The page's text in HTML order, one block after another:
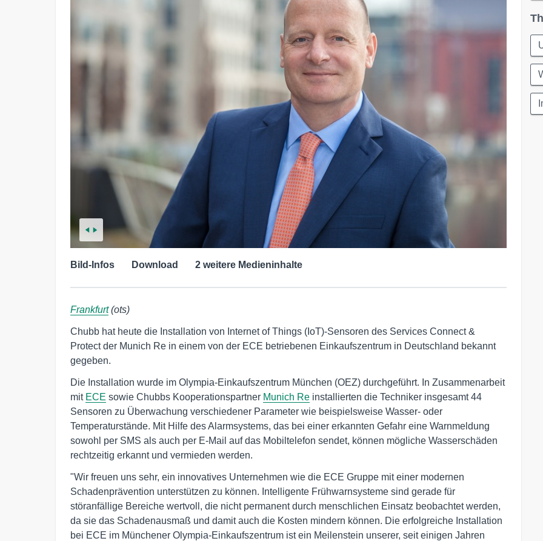
Bild-Infos Download 2 weitere Medieninhalte
Frankfurt(ots)
Chubb hat heute die Installation von Internet of Things (IoT)-Sensoren des Services Connect &
Protect der Munich Re in einem von der ECE betriebenen Einkaufszentrum in Deutschland bekannt
gegeben.
Die Installation wurde im Olympia-Einkaufszentrum München (OEZ) durchgeführt. In Zusammenarbeit
mit ECE sowie Chubbs Kooperationspartner Munich Re installierten die Techniker insgesamt 44
Sensoren zu Überwachung verschiedener Parameter wie beispielsweise Wasser- oder
Temperaturstände. Mit Hilfe des Alarmsystems, das bei einer erkannten Gefahr eine Warnmeldung
sowohl per SMS als auch per E-Mail auf das Mobiltelefon sendet, können mögliche Wasserschäden
rechtzeitig erkannt und vermieden werden.
"Wir freuen uns sehr, ein innovatives Unternehmen wie die ECE Gruppe mit einer modernen
Schadenprävention unterstützen zu können. Intelligente Frühwarnsysteme sind gerade für
störanfällige Bereiche wertvoll, die nicht permanent durch menschlichen Einsatz beobachtet werden,
da sie das Schadenausmaß und damit auch die Kosten mindern können. Die erfolgreiche Installation
bei ECE im Münchener Olympia-Einkaufszentrum ist ein Meilenstein unserer, seit einigen Jahren